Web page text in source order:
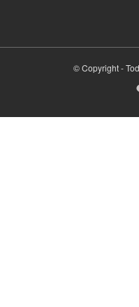
© Copyright -